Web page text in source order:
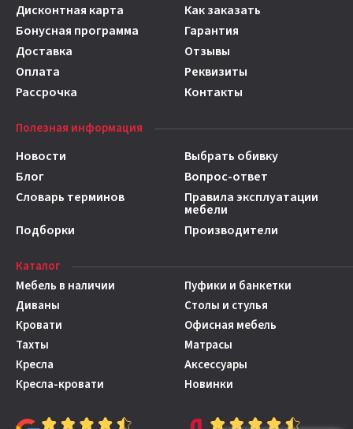
Дисконтная карта
Как заказать
Бонусная программа
Гарантия
Доставка
Отзывы
Оплата
Реквизиты
Рассрочка
Контакты
Полезная информация
Новости
Выбрать обивку
Блог
Вопрос-ответ
Словарь терминов
Правила эксплуатации
мебели
Подборки
Производители
Каталог
Мебель в наличии
Диваны
Кровати
Тахты
Кресла
Кресла-кровати
Пуфики и банкетки
Столы и стулья
Офисная мебель
Матрасы
Аксессуары
Новинки